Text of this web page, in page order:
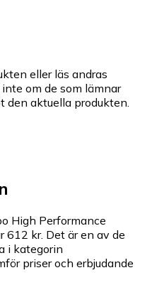
eller läs andras
om de som lämnar
aktuella produkten.
High Performance
612 kr. Det är en av de
i kategorin
priser och erbjudande